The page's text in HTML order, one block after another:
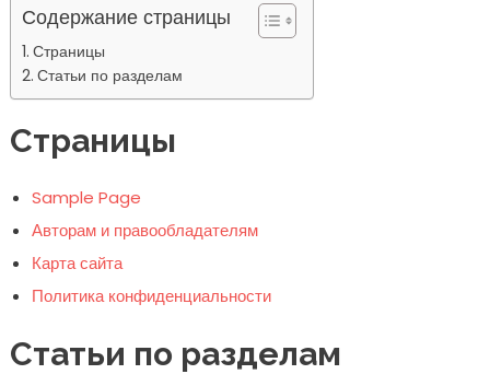
Содержание страницы
Страницы
Статьи по разделам
Страницы
Sample Page
Авторам и правообладателям
Карта сайта
Политика конфиденциальности
Статьи по разделам